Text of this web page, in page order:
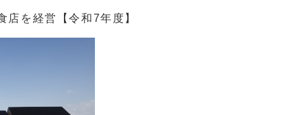
店を経営【令和7年度】